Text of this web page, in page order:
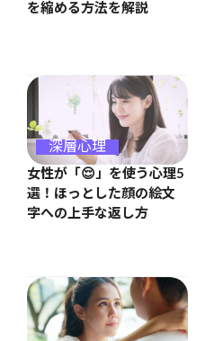
を縮める方法を解説
深層心理
女性が「😌」を使う心理5
選！ほっとした顔の絵文
字への上手な返し方